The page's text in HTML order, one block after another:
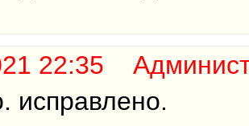
22:35
исправлено.